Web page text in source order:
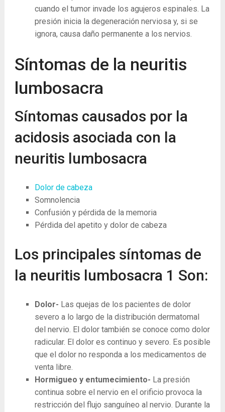
cuando el tumor invade los agujeros espinales. La
presión inicia la degeneración nerviosa y, si se
ignora, causa daño permanente a los nervios.
Síntomas de la neuritis
lumbosacra
Síntomas causados ​​por la
acidosis asociada con la
neuritis lumbosacra
Dolor de cabeza
Somnolencia
Confusión y pérdida de la memoria
Pérdida del apetito y dolor de cabeza
Los principales síntomas de
la neuritis lumbosacra 1 Son:
Dolor- Las quejas de los pacientes de dolor
severo a lo largo de la distribución dermatomal
del nervio. El dolor también se conoce como dolor
radicular. El dolor es continuo y severo. Es posible
que el dolor no responda a los medicamentos de
venta libre.
Hormigueo y entumecimiento- La presión
continua sobre el nervio en el orificio provoca la
restricción del flujo sanguíneo al nervio. Durante la